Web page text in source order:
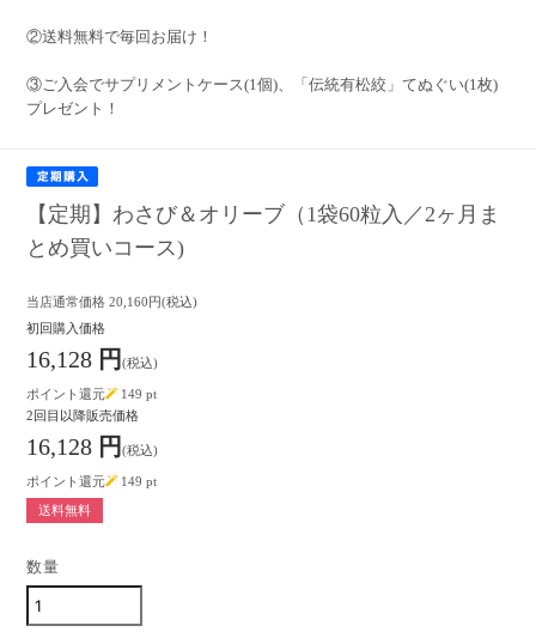
②送料無料で毎回お届け！
③ご入会でサプリメントケース(1個)、「伝統有松絞」てぬぐい(1枚)
プレゼント！
【定期】わさび＆オリーブ（1袋60粒入／2ヶ月ま
とめ買いコース)
当店通常価格 20,160円(税込)
初回購入価格
16,128 円(税込)
ポイント還元 149pt
2回目以降販売価格
16,128 円(税込)
ポイント還元 149pt
送料無料
数量